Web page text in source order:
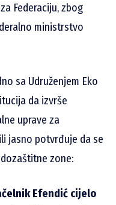
Federaciju, zbog
ministrstvo
sa Udruženjem Eko
da izvrše
uprave za
jasno potvrđuje da se
zone:
Efendić cijelo